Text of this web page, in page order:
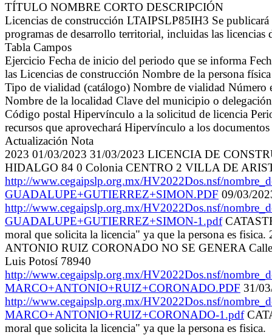
TÍTULO NOMBRE CORTO DESCRIPCIÓN
Licencias de construcción LTAIPSLP85IH3 Se
programas de desarrollo territorial, incluidas las licencias
Tabla Campos
Ejercicio Fecha de inicio del periodo que se informa
las Licencias de construcción Nombre de la persona
Tipo de vialidad (catálogo) Nombre de vialidad Número
Nombre de la localidad Clave del municipio o
Código postal Hipervínculo a la solicitud de licencia
recursos que aprovechará Hipervínculo a los
Actualización Nota
2023 01/03/2023 31/03/2023 LICENCIA DE
HIDALGO 84 0 Colonia CENTRO 2 VILLA DE
http://www.cegaipslp.org.mx/HV2022Dos.nsf/
GUADALUPE+GUTIERREZ+SIMON.PDF 09/03/
http://www.cegaipslp.org.mx/HV2022Dos.nsf/
GUADALUPE+GUTIERREZ+SIMON-1.pdf
moral que solicita la licencia" ya que la persona es
ANTONIO RUIZ CORONADO NO SE GENERA
Luis Potosí 78940
http://www.cegaipslp.org.mx/HV2022Dos.nsf/
MARCO+ANTONIO+RUIZ+CORONADO.PDF 31/
http://www.cegaipslp.org.mx/HV2022Dos.nsf/
MARCO+ANTONIO+RUIZ+CORONADO-1.pdf
moral que solicita la licencia" ya que la persona es fisica.